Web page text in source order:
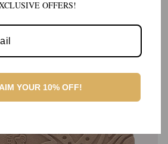
OFFERS!
YOUR 10% OFF!